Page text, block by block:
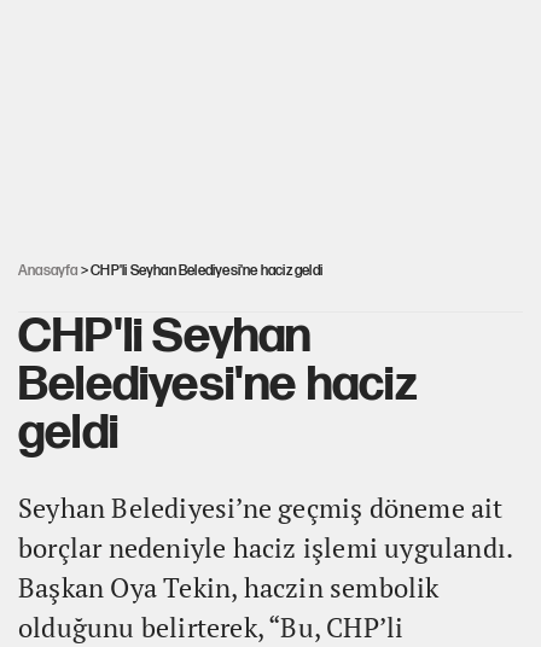
Anasayfa > CHP'li Seyhan Belediyesi'ne haciz geldi
CHP'li Seyhan
Belediyesi'ne haciz
geldi
Seyhan Belediyesi’ne geçmiş döneme ait
borçlar nedeniyle haciz işlemi uygulandı.
Başkan Oya Tekin, haczin sembolik
olduğunu belirterek, “Bu, CHP’li